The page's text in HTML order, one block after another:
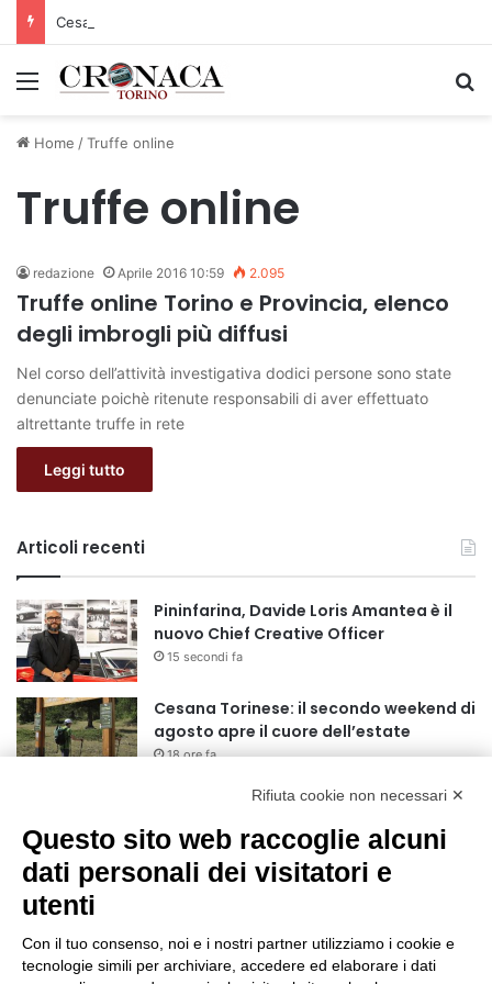
Menu
Home /Truffe online
Truffe online
redazione Aprile 2016 10:59 2.095
Truffe online Torino e Provincia, elenco
degli imbrogli più diffusi
Nel corso dell’attività investigativa dodici persone sono state
denunciate poichè ritenute responsabili di aver effettuato
altrettante truffe in rete
Leggi tutto
Articoli recenti
Pininfarina, Davide Loris Amantea è il
nuovo Chief Creative Officer
15 secondi fa
Cesana Torinese: il secondo weekend di
agosto apre il cuore dell’estate
18 ore fa
Siccità: Il Piemonte avvia le procedure
per la richiesta dello stato di calamità
naturale
19 ore fa
precampionato
22 ore fa
Rifiuta cookie non necessari ✕
Questo sito web raccoglie alcuni
dati personali dei visitatori e
utenti
Con il tuo consenso, noi e i nostri partner utilizziamo i cookie e
tecnologie simili per archiviare, accedere ed elaborare i dati